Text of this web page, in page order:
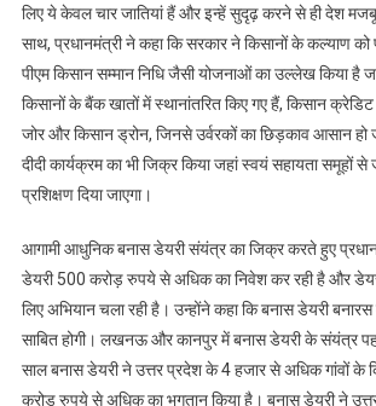
लिए ये केवल चार जातियां हैं और इन्हें सुदृढ़ करने से ही देश
साथ, प्रधानमंत्री ने कहा कि सरकार ने किसानों के कल्याण को
पीएम किसान सम्मान निधि जैसी योजनाओं का उल्लेख किया
किसानों के बैंक खातों में स्थानांतरित किए गए हैं, किसान
जोर और किसान ड्रोन, जिनसे उर्वरकों का छिड़काव आसान हो
दीदी कार्यक्रम का भी जिक्र किया जहां स्वयं सहायता समूहों
प्रशिक्षण दिया जाएगा।
आगामी आधुनिक बनास डेयरी संयंत्र का जिक्र करते हुए
डेयरी 500 करोड़ रुपये से अधिक का निवेश कर रही है और
लिए अभियान चला रही है। उन्होंने कहा कि बनास डेयरी
साबित होगी। लखनऊ और कानपुर में बनास डेयरी के संयंत्र
साल बनास डेयरी ने उत्तर प्रदेश के 4 हजार से अधिक गांवों के
करोड़ रुपये से अधिक का भुगतान किया है। बनास डेयरी ने